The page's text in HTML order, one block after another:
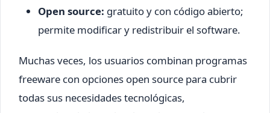
Open source: gratuito y con código abierto;
permite modificar y redistribuir el software.
Muchas veces, los usuarios combinan programas
freeware con opciones open source para cubrir
todas sus necesidades tecnológicas,